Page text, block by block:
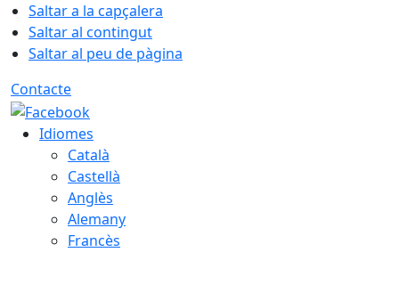
Saltar a la capçalera
Saltar al contingut
Saltar al peu de pàgina
Contacte
Idiomes
Català
Castellà
Anglès
Alemany
Francès